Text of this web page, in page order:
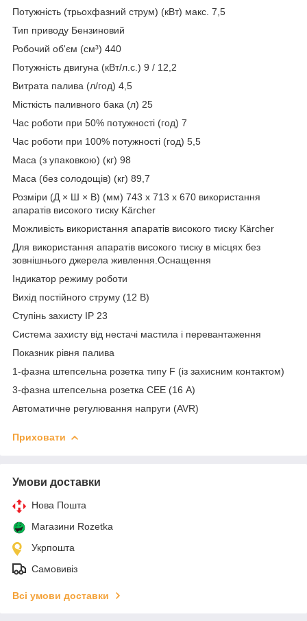
Потужність (трьохфазний струм) (кВт) макс. 7,5
Тип приводу Бензиновий
Робочий об'єм (см³) 440
Потужність двигуна (кВт/л.с.) 9 / 12,2
Витрата палива (л/год) 4,5
Місткість паливного бака (л) 25
Час роботи при 50% потужності (год) 7
Час роботи при 100% потужності (год) 5,5
Маса (з упаковкою) (кг) 98
Маса (без солодощів) (кг) 89,7
Розміри (Д × Ш × В) (мм) 743 x 713 x 670 використання
апаратів високого тиску Kärcher
Можливість використання апаратів високого тиску Kärcher
Для використання апаратів високого тиску в місцях без
зовнішнього джерела живлення.Оснащення
Індикатор режиму роботи
Вихід постійного струму (12 В)
Ступінь захисту IP 23
Система захисту від нестачі мастила і перевантаження
Показник рівня палива
1-фазна штепсельна розетка типу F (із захисним контактом)
3-фазна штепсельна розетка CEE (16 А)
Автоматичне регулювання напруги (AVR)
Приховати
Умови доставки
Нова Пошта
Магазини Rozetka
Укрпошта
Самовивіз
Всі умови доставки